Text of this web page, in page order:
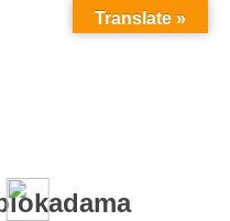
MENU
Translate »